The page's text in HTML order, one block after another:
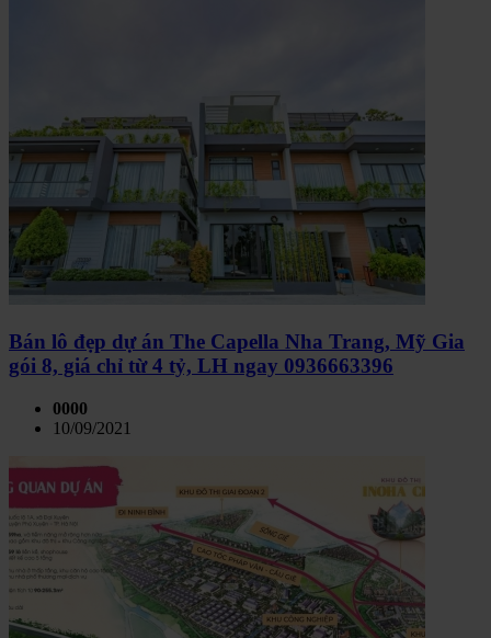
Bán lô đẹp dự án The Capella Nha Trang, Mỹ Gia
gói 8, giá chỉ từ 4 tỷ, LH ngay 0936663396
0000
10/09/2021